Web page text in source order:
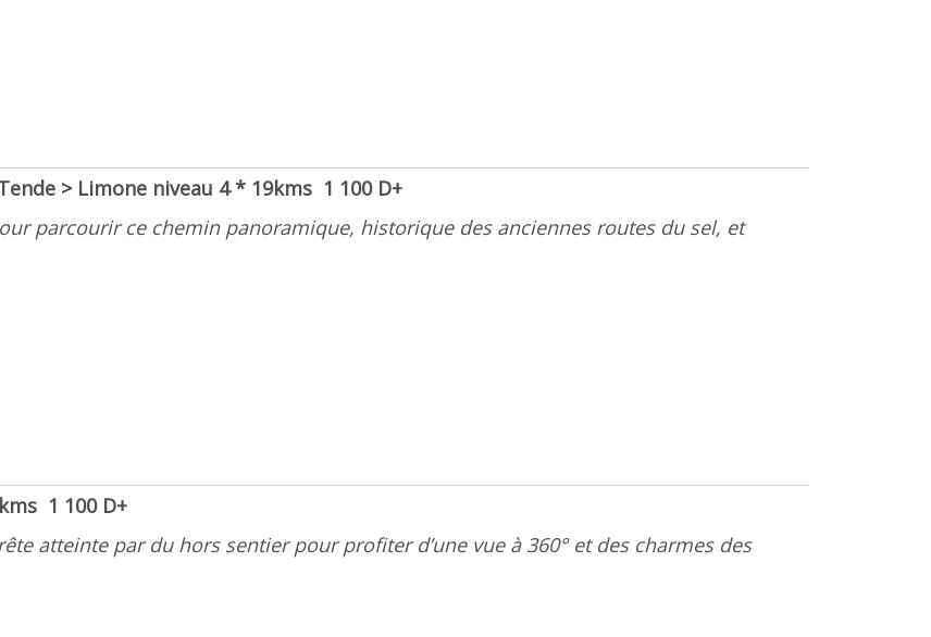
> Limone niveau 4 * 19kms 1 100 D+
parcourir ce chemin panoramique, historique des anciennes routes du sel, et
1 100 D+
atteinte par du hors sentier pour profiter d’une vue à 360° et des charmes des